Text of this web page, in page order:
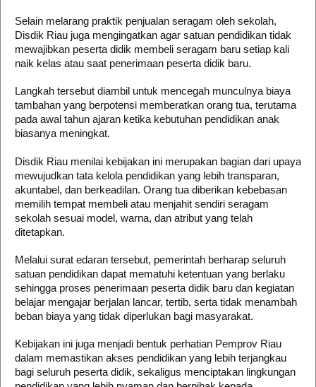
Selain melarang praktik penjualan seragam oleh sekolah,
Disdik Riau juga mengingatkan agar satuan pendidikan tidak
mewajibkan peserta didik membeli seragam baru setiap kali
naik kelas atau saat penerimaan peserta didik baru.
Langkah tersebut diambil untuk mencegah munculnya biaya
tambahan yang berpotensi memberatkan orang tua, terutama
pada awal tahun ajaran ketika kebutuhan pendidikan anak
biasanya meningkat.
Disdik Riau menilai kebijakan ini merupakan bagian dari upaya
mewujudkan tata kelola pendidikan yang lebih transparan,
akuntabel, dan berkeadilan. Orang tua diberikan kebebasan
memilih tempat membeli atau menjahit sendiri seragam
sekolah sesuai model, warna, dan atribut yang telah
ditetapkan.
Melalui surat edaran tersebut, pemerintah berharap seluruh
satuan pendidikan dapat mematuhi ketentuan yang berlaku
sehingga proses penerimaan peserta didik baru dan kegiatan
belajar mengajar berjalan lancar, tertib, serta tidak menambah
beban biaya yang tidak diperlukan bagi masyarakat.
Kebijakan ini juga menjadi bentuk perhatian Pemprov Riau
dalam memastikan akses pendidikan yang lebih terjangkau
bagi seluruh peserta didik, sekaligus menciptakan lingkungan